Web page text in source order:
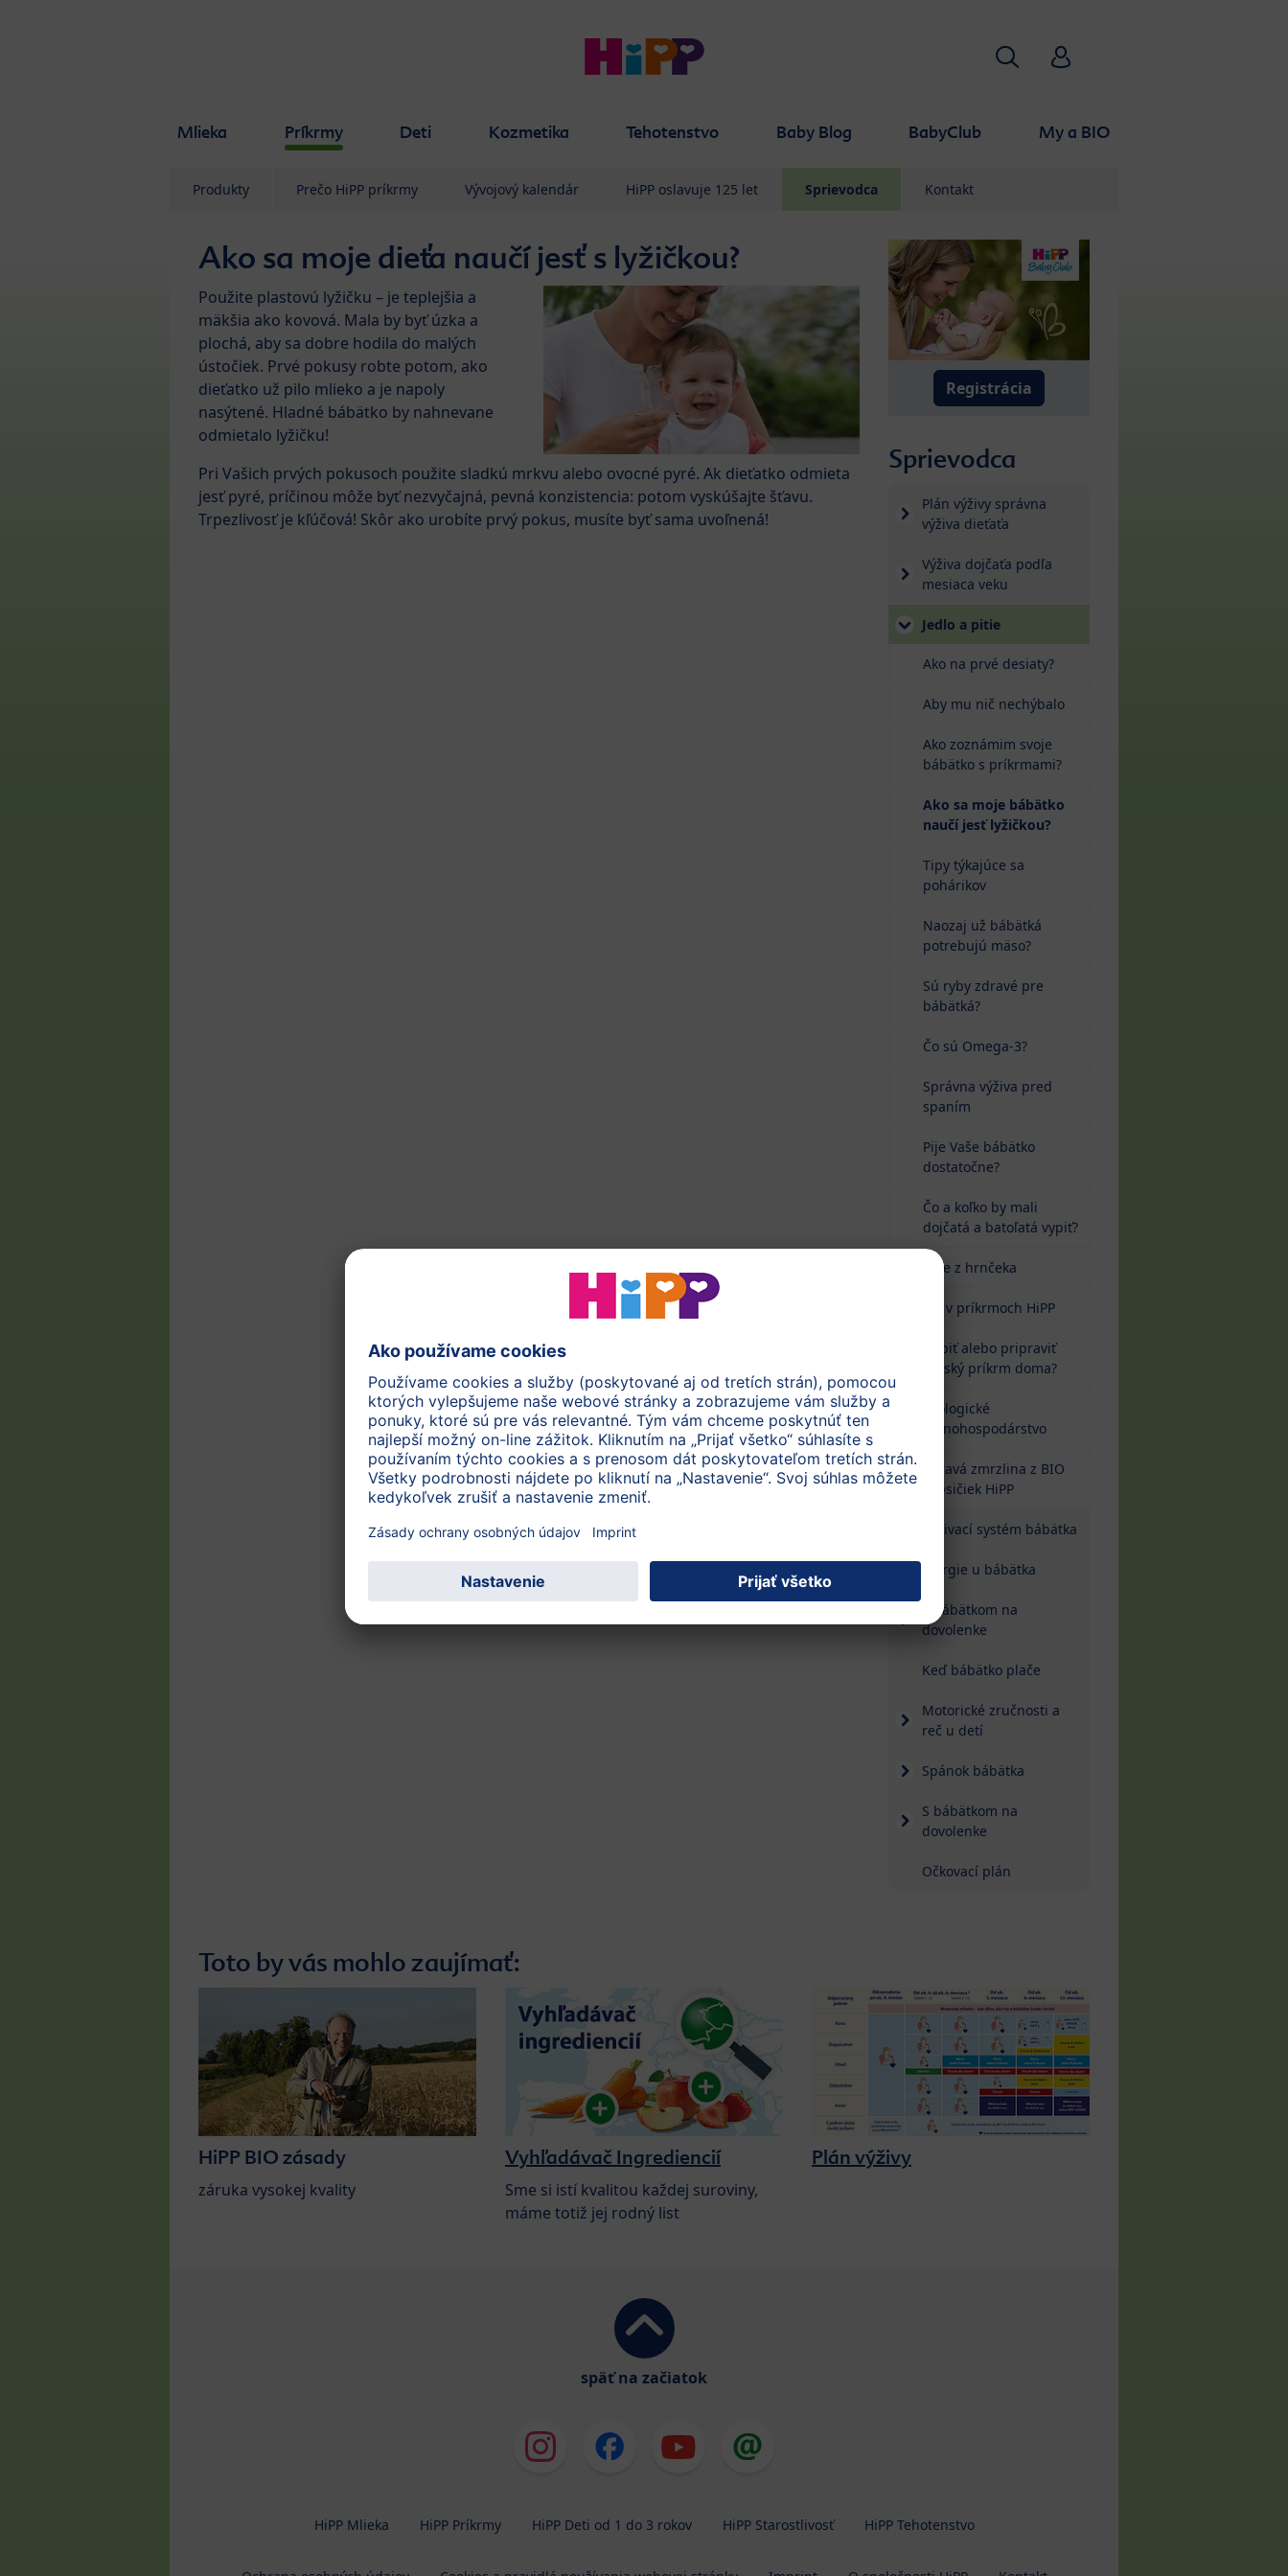
Mlieka Príkrmy Deti Kozmetika Tehotenstvo Baby Blog BabyClub My a BIO
HľadaťHiPP Babyclub
Produkty Prečo HiPP príkrmy Vývojový kalendár HiPP oslavuje 125 let Sprievodca Kontakt
Ako sa moje dieťa naučí jesť s lyžičkou?
Použite plastovú lyžičku – je teplejšia a
mäkšia ako kovová. Mala by byť úzka a
plochá, aby sa dobre hodila do malých
ústočiek. Prvé pokusy robte potom, ako
dieťatko už pilo mlieko a je napoly
nasýtené. Hladné bábätko by nahnevane
odmietalo lyžičku!
Pri Vašich prvých pokusoch použite sladkú mrkvu alebo ovocné pyré. Ak dieťatko odmieta
jesť pyré, príčinou môže byť nezvyčajná, pevná konzistencia: potom vyskúšajte šťavu.
Trpezlivosť je kľúčová! Skôr ako urobíte prvý pokus, musíte byť sama uvoľnená!
Registrácia
Sprievodca
Plán výživy správna
výživa dieťaťa
Výživa dojčaťa podľa
mesiaca veku
Jedlo a pitie
Ako na prvé desiaty?
Aby mu nič nechýbalo
Ako zoznámim svoje
bábätko s príkrmami?
Ako sa moje bábätko
naučí jesť lyžičkou?
Tipy týkajúce sa
pohárikov
Naozaj už bábätká
potrebujú mäso?
Sú ryby zdravé pre
bábätká?
Čo sú Omega-3?
Správna výživa pred
spaním
Pije Vaše bábätko
dostatočne?
Čo a koľko by mali
dojčatá a batoľatá vypiť?
Pitie z hrnčeka
Soľ v príkrmoch HiPP
Kúpiť alebo pripraviť
detský príkrm doma?
Ekologické
poľnohospodárstvo
Zdravá zmrzlina z BIO
kapsičiek HiPP
Zaživací systém bábätka
Alergie u bábätka
S bábätkom na
dovolenke
Keď bábätko plače
Motorické zručnosti a
reč u detí
Spánok bábätka
S bábätkom na
dovolenke
Očkovací plán
Toto by vás mohlo zaujímať:
HiPP BIO zásady
záruka vysokej kvality
Vyhľadávač Ingrediencií
Sme si istí kvalitou každej suroviny,
máme totiž jej rodný list
Plán výživy
späť na začiatok
HiPP Mlieka HiPP Príkrmy HiPP Deti od 1 do 3 rokov HiPP Starostlivosť HiPP Tehotenstvo